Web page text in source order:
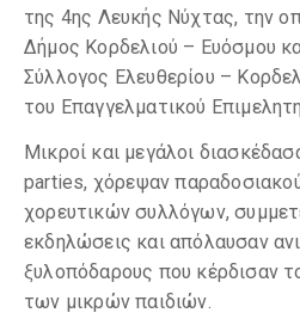
της 4ης Λευκής Νύχτας, την
Δήμος Κορδελιού – Ευόσμου
Σύλλογος Ελευθερίου –
του Επαγγελματικού
Μικροί και μεγάλοι
parties, χόρεψαν
χορευτικών συλλόγων,
εκδηλώσεις και απόλαυσαν
ξυλοπόδαρους που κέρδισαν
των μικρών παιδιών.